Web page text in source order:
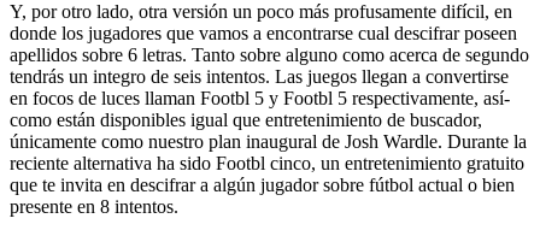
Y, por otro lado, otra versión un poco más profusamente difícil, en
donde los jugadores que vamos a encontrarse cual descifrar poseen
apellidos sobre 6 letras. Tanto sobre alguno como acerca de segundo
tendrás un integro de seis intentos. Las juegos llegan a convertirse
en focos de luces llaman Footbl 5 y Footbl 5 respectivamente, así­
como están disponibles igual que entretenimiento de buscador,
únicamente como nuestro plan inaugural de Josh Wardle. Durante la
reciente alternativa ha sido Footbl cinco, un entretenimiento gratuito
que te invita en descifrar a algún jugador sobre fútbol actual o bien
presente en 8 intentos.